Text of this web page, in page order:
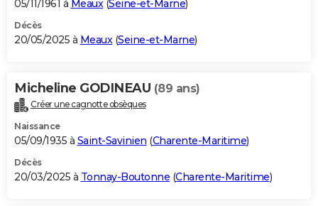
05/11/1961 à Meaux(Seine-et-Marne)
Décès
20/05/2025 à Meaux(Seine-et-Marne)
Micheline GODINEAU (89 ans)
Créer une cagnotte obsèques
Naissance
05/09/1935 à Saint-Savinien (Charente-Maritime)
Décès
20/03/2025 à Tonnay-Boutonne (Charente-Maritime)